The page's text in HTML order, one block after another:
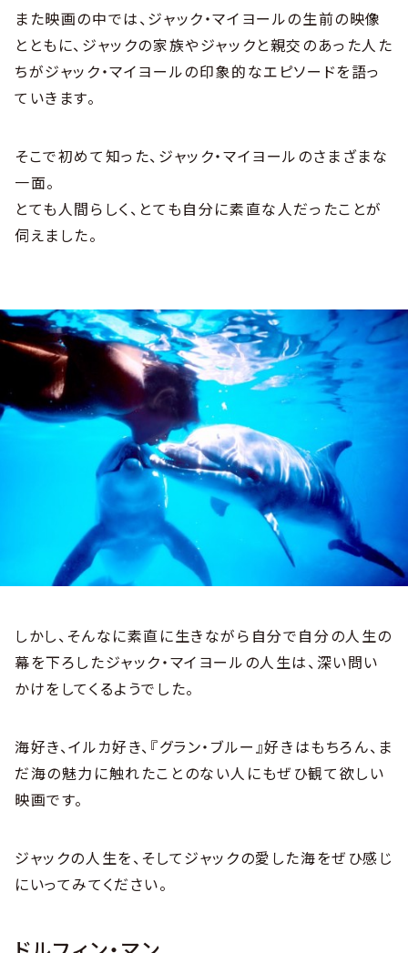
また映画の中では、ジャック・マイヨールの生前の映像
とともに、ジャックの家族やジャックと親交のあった人た
ちがジャック・マイヨールの印象的なエピソードを語っ
ていきます。
そこで初めて知った、ジャック・マイヨールのさまざまな
一面。
とても人間らしく、とても自分に素直な人だったことが
伺えました。
しかし、そんなに素直に生きながら自分で自分の人生の
幕を下ろしたジャック・マイヨールの人生は、深い問い
かけをしてくるようでした。
海好き、イルカ好き、『グラン・ブルー』好きはもちろん、ま
だ海の魅力に触れたことのない人にもぜひ観て欲しい
映画です。
ジャックの人生を、そしてジャックの愛した海をぜひ感じ
にいってみてください。